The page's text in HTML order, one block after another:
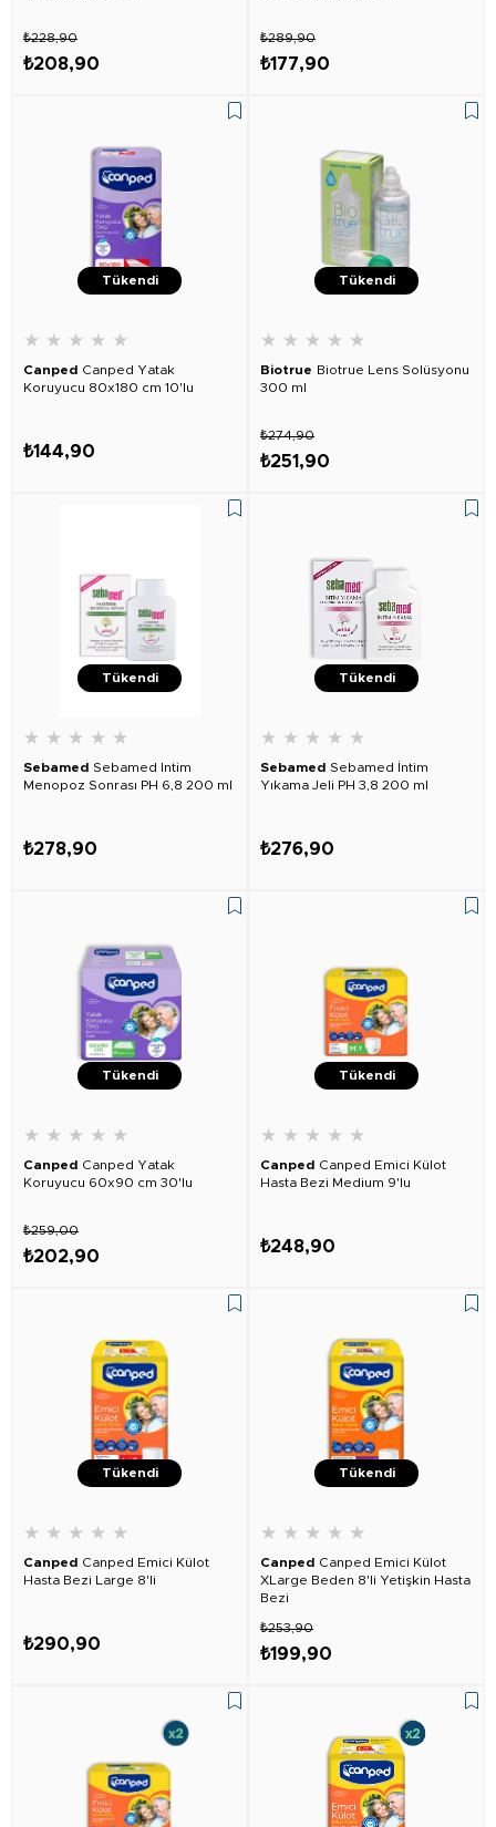
₺208,90
₺228,90
₺177,90
₺289,90
Tükendi
★ ★ ★ ★ ★
Canped Canped Yatak
Koruyucu 80x180 cm 10'lu
₺144,90
Tükendi
★ ★ ★ ★ ★
Biotrue Biotrue Lens Solüsyonu
300 ml
₺251,90
₺274,90
Tükendi
★ ★ ★ ★ ★
Sebamed Sebamed Intim
Menopoz Sonrası PH 6,8 200 ml
₺278,90
Tükendi
★ ★ ★ ★ ★
Sebamed Sebamed İntim
Yıkama Jeli PH 3,8 200 ml
₺276,90
Tükendi
★ ★ ★ ★ ★
Canped Canped Yatak
Koruyucu 60x90 cm 30'lu
₺202,90
₺259,00
Tükendi
★ ★ ★ ★ ★
Canped Canped Emici Külot
Hasta Bezi Medium 9'lu
₺248,90
Tükendi
★ ★ ★ ★ ★
Canped Canped Emici Külot
Hasta Bezi Large 8'li
₺290,90
Tükendi
★ ★ ★ ★ ★
Canped Canped Emici Külot
XLarge Beden 8'li Yetişkin Hasta
Bezi
₺199,90
₺253,90